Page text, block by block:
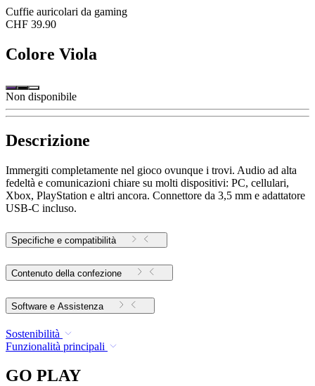
Cuffie auricolari da gaming
CHF 39.90
Colore Viola
Non disponibile
Descrizione
Immergiti completamente nel gioco ovunque i trovi. Audio ad alta
fedeltà e comunicazioni chiare su molti dispositivi: PC, cellulari,
Xbox, PlayStation e altri ancora. Connettore da 3,5 mm e adattatore
USB-C incluso.
Specifiche e compatibilità
Contenuto della confezione
Software e Assistenza
Sostenibilità
Funzionalità principali
GO PLAY